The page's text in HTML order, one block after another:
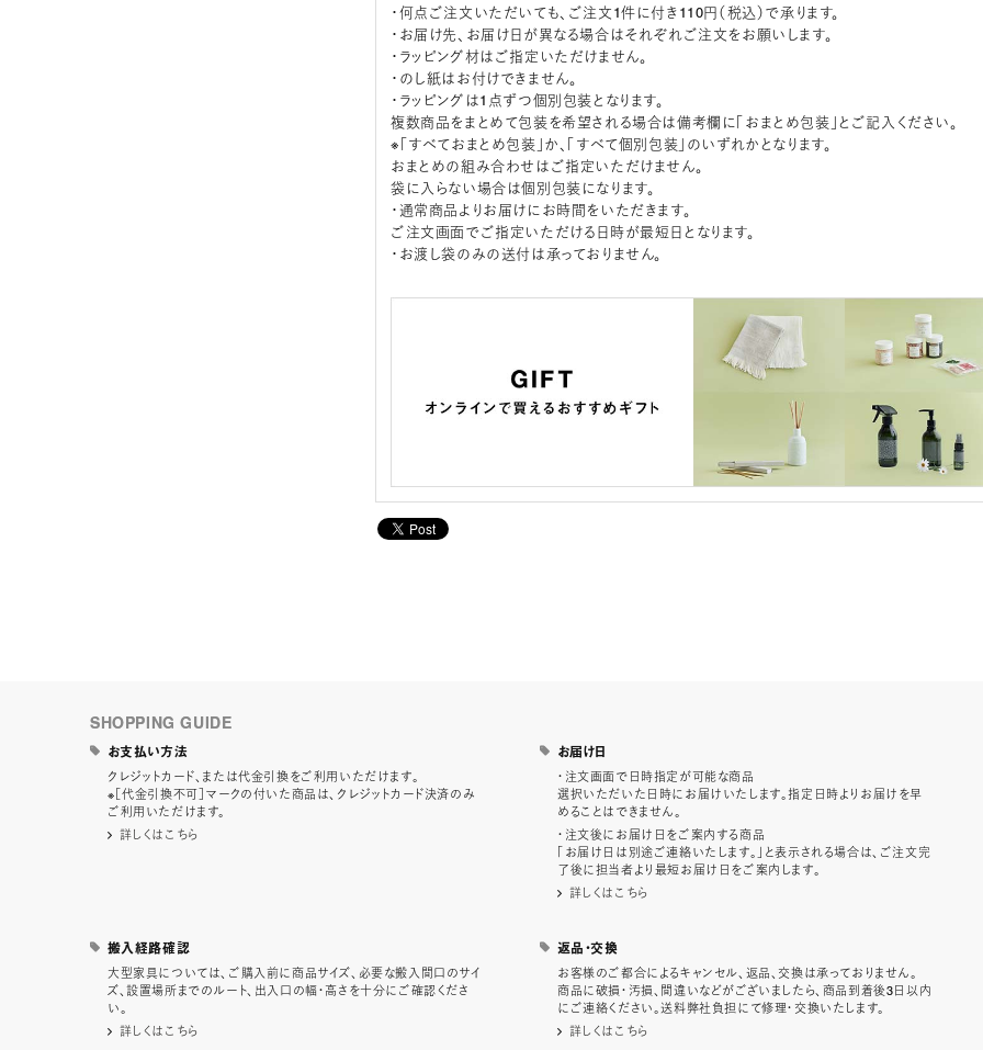
・何点ご注文いただいても、ご注文1件に付き110円（税込）で承ります。
・お届け先、お届け日が異なる場合はそれぞれご注文をお願いします。
・ラッピング材はご指定いただけません。
・のし紙はお付けできません。
・ラッピングは1点ずつ個別包装となります。
複数商品をまとめて包装を希望される場合は備考欄に「おまとめ包装」とご記入ください。
※「すべておまとめ包装」か、「すべて個別包装」のいずれかとなります。
おまとめの組み合わせはご指定いただけません。
袋に入らない場合は個別包装になります。
・通常商品よりお届けにお時間をいただきます。
ご注文画面でご指定いただける日時が最短日となります。
・お渡し袋のみの送付は承っておりません。
SHOPPING GUIDE
お支払い方法
クレジットカード、または代金引換をご利用いただけます。
※［代金引換不可］マークの付いた商品は、クレジットカード決済のみ
ご利用いただけます。
詳しくはこちら
お届け日
・注文画面で日時指定が可能な商品
選択いただいた日時にお届けいたします。指定日時よりお届けを早
めることはできません。
・注文後にお届け日をご案内する商品
「お届け日は別途ご連絡いたします。」と表示される場合は、ご注文完
了後に担当者より最短お届け日をご案内します。
詳しくはこちら
搬入経路確認
大型家具については、ご購入前に商品サイズ、必要な搬入間口のサイ
ズ、設置場所までのルート、出入口の幅・高さを十分にご確認くださ
い。
詳しくはこちら
返品・交換
お客様のご都合によるキャンセル、返品、交換は承っておりません。
商品に破損・汚損、間違いなどがございましたら、商品到着後3日以内
にご連絡ください。送料弊社負担にて修理・交換いたします。
詳しくはこちら